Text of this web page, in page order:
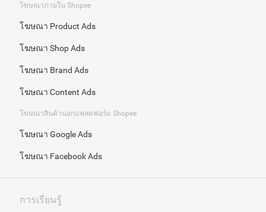
โฆษณาภายใน Shopee
โฆษณา Product Ads
โฆษณา Shop Ads
โฆษณา Brand Ads
โฆษณา Content Ads
โฆษณาสินค้านอกแพลตฟอร์ม Shopee
โฆษณา Google Ads
โฆษณา Facebook Ads
การเรียนรู้